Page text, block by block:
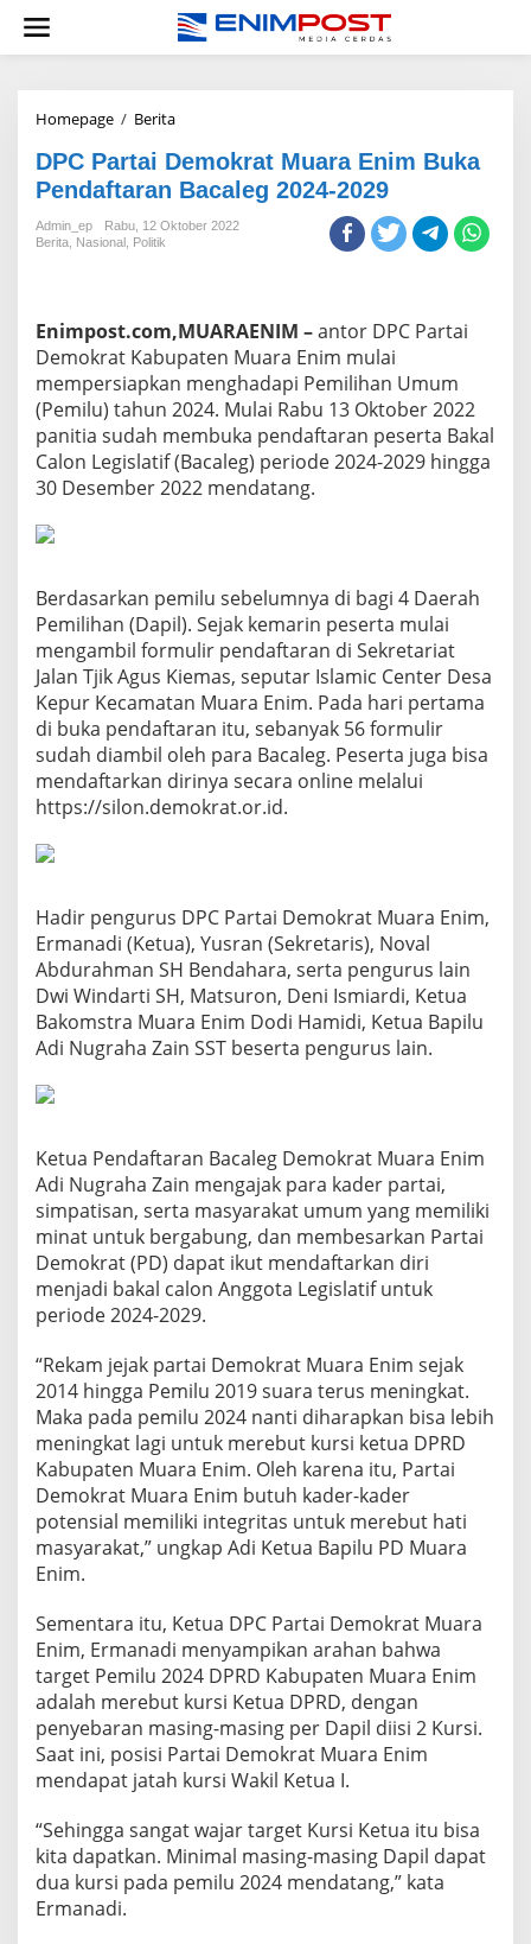
konten
Homepage / BeritaDPC
Demokrat
Muara
Enim
Buka
DPC Partai Demokrat Muara Enim Buka
Pendaftaran Bacaleg 2024-2029
Admin_ep
Rabu, 12 Oktober 2022
Berita Nasional Politik
Enimpost.com,MUARAENIM –antor DPC Partai
Demokrat Kabupaten Muara Enim mulai
mempersiapkan menghadapi Pemilihan Umum
(Pemilu) tahun 2024. Mulai Rabu 13 Oktober 2022
panitia sudah membuka pendaftaran peserta Bakal
Calon Legislatif (Bacaleg) periode 2024-2029 hingga
30 Desember 2022 mendatang.
Berdasarkan pemilu sebelumnya di bagi 4 Daerah
Pemilihan (Dapil). Sejak kemarin peserta mulai
mengambil formulir pendaftaran di Sekretariat
Jalan Tjik Agus Kiemas, seputar Islamic Center Desa
Kepur Kecamatan Muara Enim. Pada hari pertama
di buka pendaftaran itu, sebanyak 56 formulir
sudah diambil oleh para Bacaleg. Peserta juga bisa
mendaftarkan dirinya secara online melalui
https://silon.demokrat.or.id.
Hadir pengurus DPC Partai Demokrat Muara Enim,
Ermanadi (Ketua), Yusran (Sekretaris), Noval
Abdurahman SH Bendahara, serta pengurus lain
Dwi Windarti SH, Matsuron, Deni Ismiardi, Ketua
Bakomstra Muara Enim Dodi Hamidi, Ketua Bapilu
Adi Nugraha Zain SST beserta pengurus lain.
Ketua Pendaftaran Bacaleg Demokrat Muara Enim
Adi Nugraha Zain mengajak para kader partai,
simpatisan, serta masyarakat umum yang memiliki
minat untuk bergabung, dan membesarkan Partai
Demokrat (PD) dapat ikut mendaftarkan diri
menjadi bakal calon Anggota Legislatif untuk
periode 2024-2029.
“Rekam jejak partai Demokrat Muara Enim sejak
2014 hingga Pemilu 2019 suara terus meningkat.
Maka pada pemilu 2024 nanti diharapkan bisa lebih
meningkat lagi untuk merebut kursi ketua DPRD
Kabupaten Muara Enim. Oleh karena itu, Partai
Demokrat Muara Enim butuh kader-kader
potensial memiliki integritas untuk merebut hati
masyarakat,” ungkap Adi Ketua Bapilu PD Muara
Enim.
Sementara itu, Ketua DPC Partai Demokrat Muara
Enim, Ermanadi menyampikan arahan bahwa
target Pemilu 2024 DPRD Kabupaten Muara Enim
adalah merebut kursi Ketua DPRD, dengan
penyebaran masing-masing per Dapil diisi 2 Kursi.
Saat ini, posisi Partai Demokrat Muara Enim
mendapat jatah kursi Wakil Ketua I.
“Sehingga sangat wajar target Kursi Ketua itu bisa
kita dapatkan. Minimal masing-masing Dapil dapat
dua kursi pada pemilu 2024 mendatang,” kata
Ermanadi.